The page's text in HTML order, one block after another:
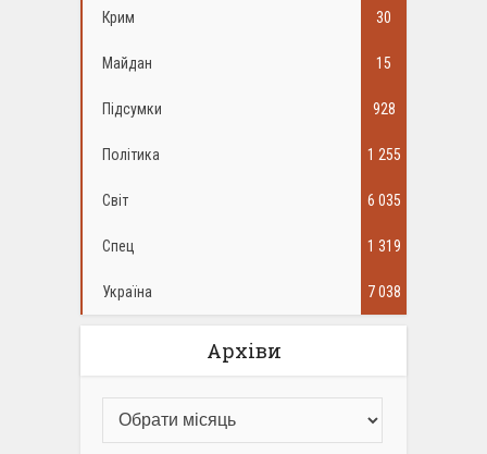
Крим 30
Майдан 15
Підсумки 928
Політика 1 255
Світ 6 035
Спец 1 319
Україна 7 038
Архіви